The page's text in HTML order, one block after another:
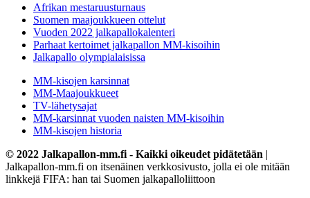
Afrikan mestaruusturnaus
Suomen maajoukkueen ottelut
Vuoden 2022 jalkapallokalenteri
Parhaat kertoimet jalkapallon MM-kisoihin
Jalkapallo olympialaisissa
MM-kisojen karsinnat
MM-Maajoukkueet
TV-lähetysajat
MM-karsinnat vuoden naisten MM-kisoihin
MM-kisojen historia
© 2022 Jalkapallon-mm.fi - Kaikki oikeudet pidätetään |
Jalkapallon-mm.fi on itsenäinen verkkosivusto, jolla ei ole mitään
linkkejä FIFA: han tai Suomen jalkapalloliittoon